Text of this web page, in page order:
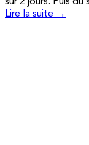
sur 2 jours. Puis
Lire la suite →